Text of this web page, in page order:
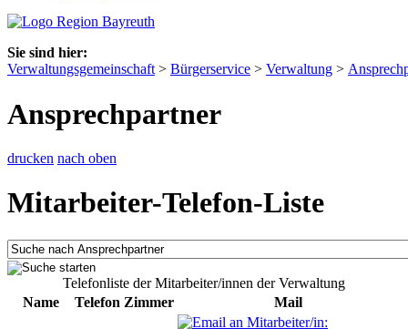
Sie sind hier:
Verwaltungsgemeinschaft > Bürgerservice > Verwaltung >
Ansprechpartner
drucken nach oben
Mitarbeiter-Telefon-Liste
Telefonliste der Mitarbeiter/innen der Verwaltung
Name
Telefon Zimmer Mail